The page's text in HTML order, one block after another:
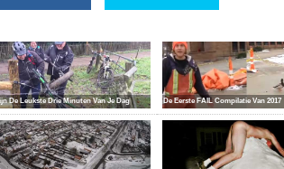
De Leukste Drie Minuten Van Je Dag De Eerste FAIL Compilatie Van 2017